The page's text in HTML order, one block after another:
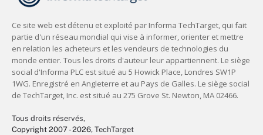
Tous droits réservés,
Copyright 2007 - 2026, TechTarget